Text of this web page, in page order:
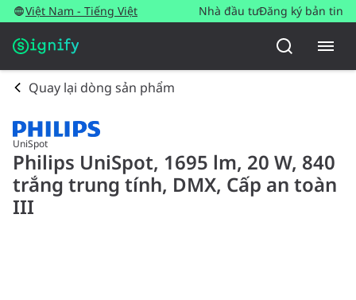
Việt Nam - Tiếng Việt Nhà đầu tưĐăng ký bản tin
Quay lại dòng sản phẩm
UniSpot
Philips UniSpot, 1695 lm, 20 W, 840
trắng trung tính, DMX, Cấp an toàn
III